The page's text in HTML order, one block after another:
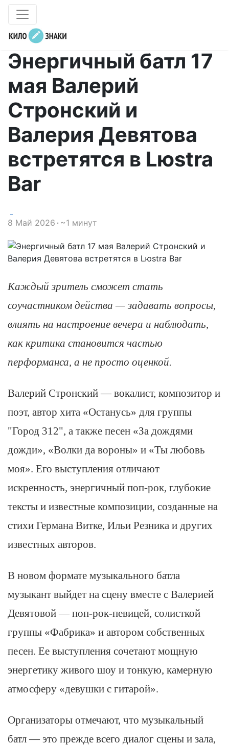
Энергичный батл 17
мая Валерий
Стронский и
Валерия Девятова
встретятся в Lюstra
Bar
8 Май 2026 ~1 минут
Каждый зритель сможет стать
соучастником действа — задавать вопросы,
влиять на настроение вечера и наблюдать,
как критика становится частью
перформанса, а не просто оценкой.
Валерий Стронский — вокалист, композитор и
поэт, автор хита «Останусь» для группы
"Город 312", а также песен «За дождями
дожди», «Волки да вороны» и «Ты любовь
моя». Его выступления отличают
искренность, энергичный поп-рок, глубокие
тексты и известные композиции, созданные на
стихи Германа Витке, Ильи Резника и других
известных авторов.
В новом формате музыкального батла
музыкант выйдет на сцену вместе с Валерией
Девятовой — поп-рок-певицей, солисткой
группы «Фабрика» и автором собственных
песен. Ее выступления сочетают мощную
энергетику живого шоу и тонкую, камерную
атмосферу «девушки с гитарой».
Организаторы отмечают, что музыкальный
батл — это прежде всего диалог сцены и зала,